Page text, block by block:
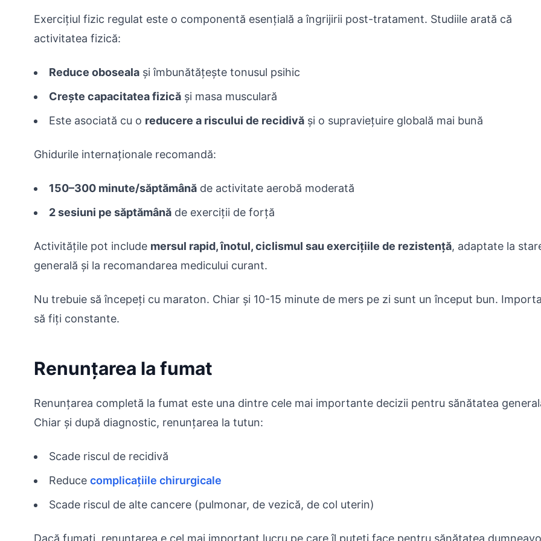
Exercițiul fizic regulat este o componentă esențială a îngrijirii post-tratament. Studiile arată că
activitatea fizică:
Reduce oboseala și îmbunătățește tonusul psihic
Crește capacitatea fizică și masa musculară
Este asociată cu o reducere a riscului de recidivă și o supraviețuire globală mai bună
Ghidurile internaționale recomandă:
150–300 minute/săptămână de activitate aerobă moderată
2 sesiuni pe săptămână de exerciții de forță
Activitățile pot include mersul rapid, înotul, ciclismul sau exercițiile de rezistență, adaptate la
generală și la recomandarea medicului curant.
Nu trebuie să începeți cu maraton. Chiar și 10-15 minute de mers pe zi sunt un început bun.
să fiți constante.
Renunțarea la fumat
Renunțarea completă la fumat este una dintre cele mai importante decizii pentru sănătatea
Chiar și după diagnostic, renunțarea la tutun:
Scade riscul de recidivă
Reduce complicațiile chirurgicale
Scade riscul de alte cancere (pulmonar, de vezică, de col uterin)
Dacă fumați, renunțarea e cel mai important lucru pe care îl puteți face pentru sănătatea